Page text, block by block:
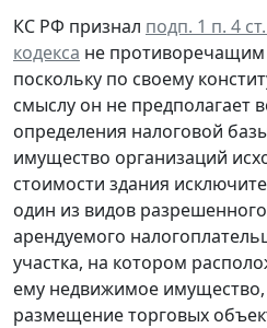
КС РФ признал подп. 1 п. 4
кодекса не противоречащим
поскольку по своему
смыслу он не предполагает
определения налоговой
имущество организаций
стоимости здания
один из видов
арендуемого
участка, на котором
ему недвижимое имущество,
размещение торговых